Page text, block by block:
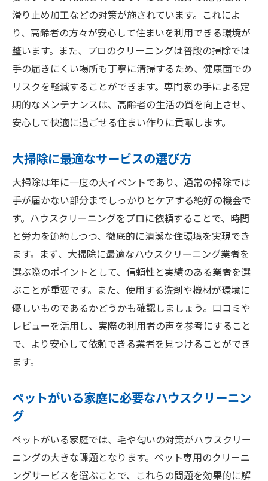
滑り止め加工などの対策が施されています。これによ
り、高齢者の方々が安心して住まいを利用できる環境が
整います。また、プロのクリーニングは普段の掃除では
手の届きにくい場所も丁寧に清掃するため、健康面での
リスクを軽減することができます。専門家の手による定
期的なメンテナンスは、高齢者の生活の質を向上させ、
安心して快適に過ごせる住まい作りに貢献します。
大掃除に最適なサービスの選び方
大掃除は年に一度の大イベントであり、通常の掃除では
手が届かない部分までしっかりとケアする絶好の機会で
す。ハウスクリーニングをプロに依頼することで、時間
と労力を節約しつつ、徹底的に清潔な住環境を実現でき
ます。まず、大掃除に最適なハウスクリーニング業者を
選ぶ際のポイントとして、信頼性と実績のある業者を選
ぶことが重要です。また、使用する洗剤や機材が環境に
優しいものであるかどうかも確認しましょう。口コミや
レビューを活用し、実際の利用者の声を参考にすること
で、より安心して依頼できる業者を見つけることができ
ます。
ペットがいる家庭に必要なハウスクリーニン
グ
ペットがいる家庭では、毛や匂いの対策がハウスクリー
ニングの大きな課題となります。ペット専用のクリーニ
ングサービスを選ぶことで、これらの問題を効果的に解